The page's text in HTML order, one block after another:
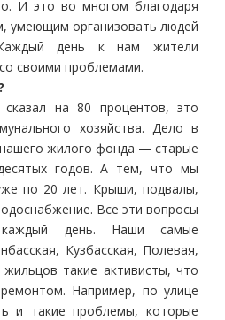
И это во многом благодаря
умеющим организовать людей
день к нам жители
своими проблемами.
на 80 процентов, это
хозяйства. Дело в
жилого фонда — старые
годов. А тем, что мы
по 20 лет. Крыши, подвалы,
Все эти вопросы
каждый день. Наши самые
Кузбасская, Полевая,
такие активисты, что
Например, по улице
и такие проблемы, которые